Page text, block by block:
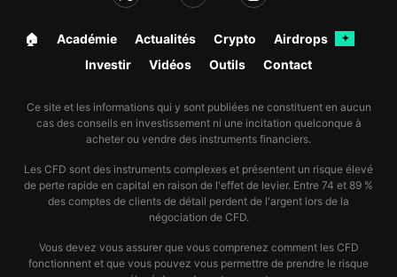
🏠︎ Académie Actualités Crypto Airdrops ✦
Investir Vidéos Outils Contact
Ce site et les informations qui y sont publiées ne constituent en aucun
cas des conseils en investissement ni une incitation quelconque à
acheter ou vendre des instruments financiers.
Les CFD sont des instruments complexes et présentent un risque élevé
de perte rapide en capital en raison de l'effet de levier. Entre 74 et 89 %
des comptes de clients de détail perdent de l'argent lors de la
négociation de CFD.
Vous devez vous assurer que vous comprenez comment les CFD
fonctionnent et que vous pouvez vous permettre de prendre le risque